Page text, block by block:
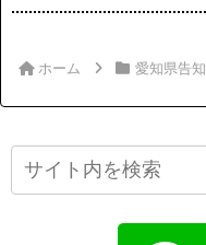
ホーム 愛知県告知